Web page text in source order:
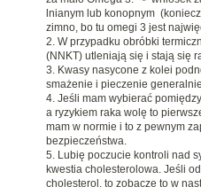
lnianym lub konopnym
zimno, bo tu omegi 3 jest
2. W przypadku obróbki
(NNKT) utleniają się i stają się
3. Kwasy nasycone z kolei
smażenie i pieczenie
4. Jeśli mam wybierać
a ryzykiem raka wolę to
mam w normie i to z pewnym
bezpieczeństwa.
5. Lubię poczucie kontroli nad
kwestia cholesterolowa. Jeśli
cholesterol, to zobaczę to w